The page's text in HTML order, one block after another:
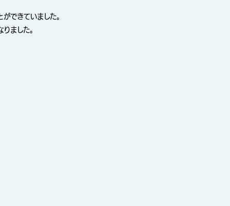
できていました。
ました。